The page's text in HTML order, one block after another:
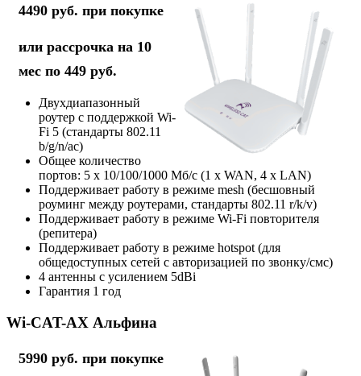
4490 руб. при покупке
или рассрочка на 10
мес по 449 руб.
Двухдиапазонный
роутер с поддержкой Wi-
Fi 5 (стандарты 802.11
b/g/n/ac)
Общее количество
портов: 5 х 10/100/1000 Мб/с (1 x WAN, 4 x LAN)
Поддерживает работу в режиме mesh (бесшовный
роуминг между роутерами, стандарты 802.11 r/k/v)
Поддерживает работу в режиме Wi-Fi повторителя
(репитера)
Поддерживает работу в режиме hotspot (для
общедоступных сетей с авторизацией по звонку/смс)
4 антенны с усилением 5dBi
Гарантия 1 год
Wi-CAT-AX Альфина
5990 руб. при покупке